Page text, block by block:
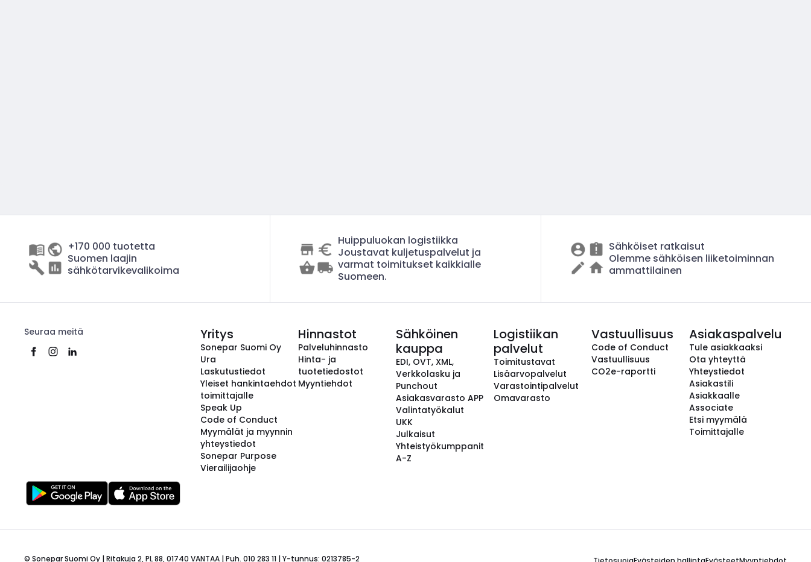
+170 000 tuotetta
Suomen laajin
sähkötarvikevalikoima
Huippuluokan logistiikka
Joustavat kuljetuspalvelut ja
varmat toimitukset kaikkialle
Suomeen.
Sähköiset ratkaisut
Olemme sähköisen liiketoiminnan
ammattilainen
Seuraa meitä Yritys
Sonepar Suomi Oy
Ura
Laskutustiedot
Yleiset hankintaehdot
toimittajalle
Speak Up
Code of Conduct
Myymälät ja myynnin
yhteystiedot
Sonepar Purpose
Vierailijaohje
Hinnastot
Palveluhinnasto
Hinta- ja
tuotetiedostot
Myyntiehdot
Sähköinen
kauppa
EDI, OVT, XML,
Verkkolasku ja
Punchout
Asiakasvarasto APP
Valintatyökalut
UKK
Julkaisut
Yhteistyökumppanit
A-Z
Logistiikan
palvelut
Toimitustavat
Lisäarvopalvelut
Varastointipalvelut
Omavarasto
Vastuullisuus
Code of Conduct
Vastuullisuus
CO2e-raportti
Asiakaspalvelu
Tule asiakkaaksi
Ota yhteyttä
Yhteystiedot
Asiakastili
Asiakkaalle
Associate
Etsi myymälä
Toimittajalle
© Sonepar Suomi Oy | Ritakuja 2, PL 88, 01740 VANTAA | Puh. 010 283 11 | Y-tunnus: 0213785-2